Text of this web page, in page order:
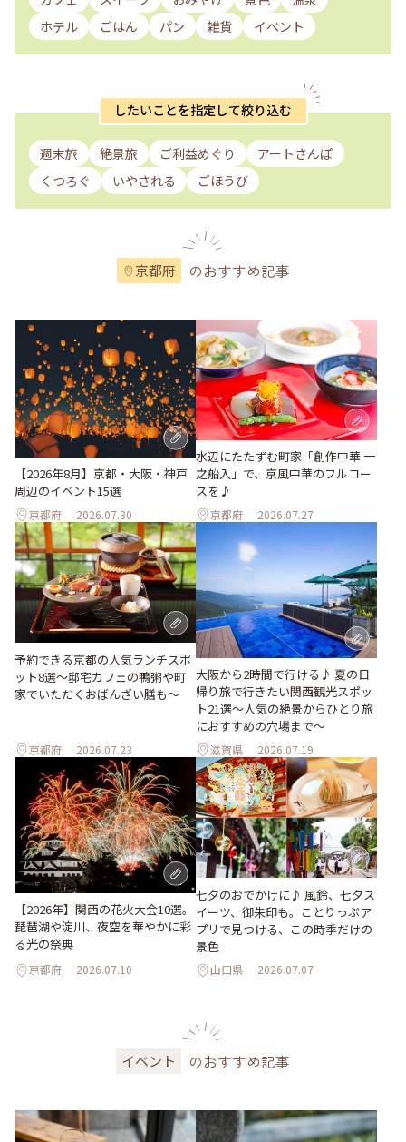
ホテル
ごはん パン 雑貨 イベント
したいことを指定して絞り込む
週末旅 絶景旅 ご利益めぐり
アートさんぽ
くつろぐ
いやされる ごほうび
京都府 のおすすめ記事
【2026年8月】京都・大阪・神戸
周辺のイベント15選
京都府 2026.07.30
水辺にたたずむ町家「創作中華 一
之船入」で、京風中華のフルコー
スを♪
京都府 2026.07.27
予約できる京都の人気ランチスポ
ット8選～邸宅カフェの鴨粥や町
家でいただくおばんざい膳も～
京都府 2026.07.23
大阪から2時間で行ける♪ 夏の日
帰り旅で行きたい関西観光スポッ
ト21選～人気の絶景からひとり旅
におすすめの穴場まで～
滋賀県 2026.07.19
【2026年】関西の花火大会10選。
琵琶湖や淀川、夜空を華やかに彩
る光の祭典
京都府 2026.07.10
七夕のおでかけに♪ 風鈴、七夕ス
イーツ、御朱印も。ことりっぷア
プリで見つける、この時季だけの
景色
山口県 2026.07.07
イベント のおすすめ記事